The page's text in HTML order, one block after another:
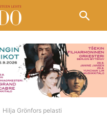
Hilja Grönfors pelasti